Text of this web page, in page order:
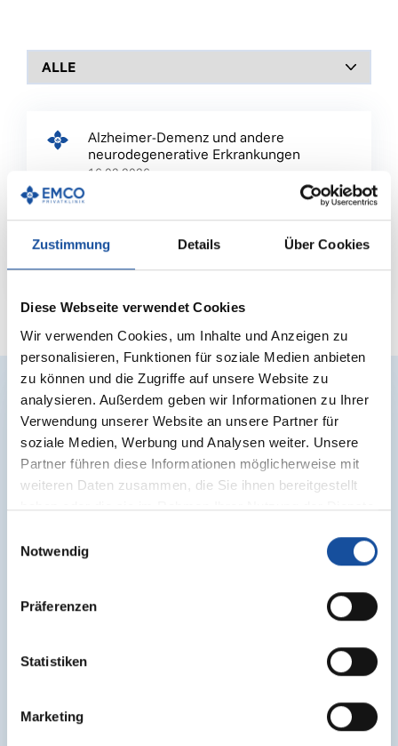
Zustimmung Details Über Cookies
Diese Webseite verwendet Cookies
Wir verwenden Cookies, um Inhalte und Anzeigen zu
personalisieren, Funktionen für soziale Medien anbieten
zu können und die Zugriffe auf unsere Website zu
analysieren. Außerdem geben wir Informationen zu Ihrer
Verwendung unserer Website an unsere Partner für
soziale Medien, Werbung und Analysen weiter. Unsere
Partner führen diese Informationen möglicherweise mit
weiteren Daten zusammen, die Sie ihnen bereitgestellt
haben oder die sie im Rahmen Ihrer Nutzung der Dienste
Notwendig
Präferenzen
Statistiken
Marketing
Alzheimer-Demenz und andere
neurodegenerative Erkrankungen
16.03.2026
Therapieangebote in der EMCO
Privatklinik
16.03.2026